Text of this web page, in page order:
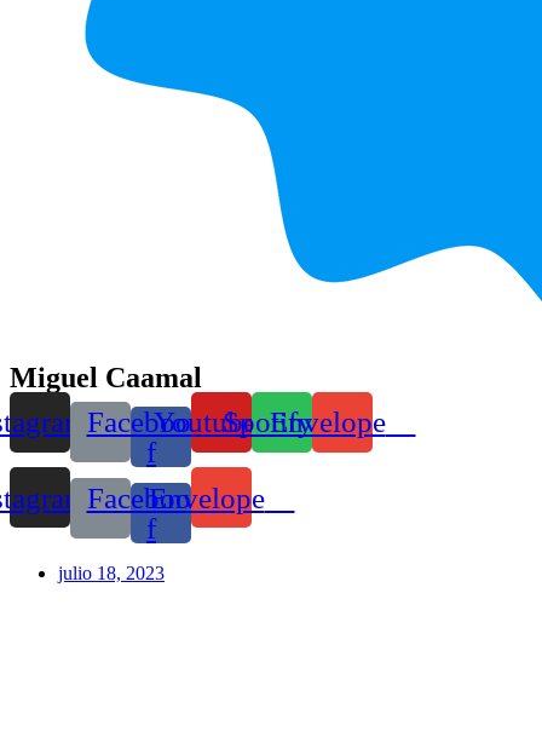
Miguel Caamal
Facebook-
f
YoutubeSpotifyEnvelope
Facebook-
f
Envelope
julio 18, 2023